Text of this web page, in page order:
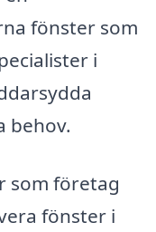
fönster som
i
behov.
som företag
fönster i